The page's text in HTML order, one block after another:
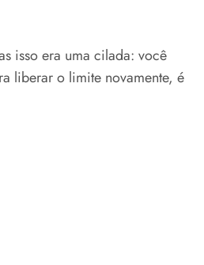
isso era uma cilada: você
liberar o limite novamente, é